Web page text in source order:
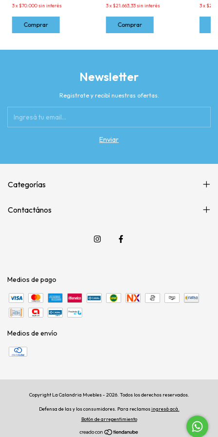
3x$70.000sin interés 3x$21.663,33sin interés 3x
Newsletter
Registrate y recibí nuestras ofertas.
Categorías
Contactános
Medios de pago
Medios de envío
Copyright La Calandria Muebles - 2026. Todos los derechos reservados.
Defensa de las y los consumidores. Para reclamosingresá acá.
Botón de arrepentimiento